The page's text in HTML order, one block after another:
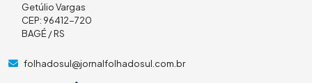
Getúlio Vargas
CEP: 96412-720
BAGÉ / RS
folhadosul@jornalfolhadosul.com.br